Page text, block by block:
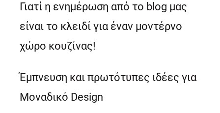
Γιατί η ενημέρωση από το blog μας
είναι το κλειδί για έναν μοντέρνο
χώρο κουζίνας!
Έμπνευση και πρωτότυπες ιδέες για
Μοναδικό Design